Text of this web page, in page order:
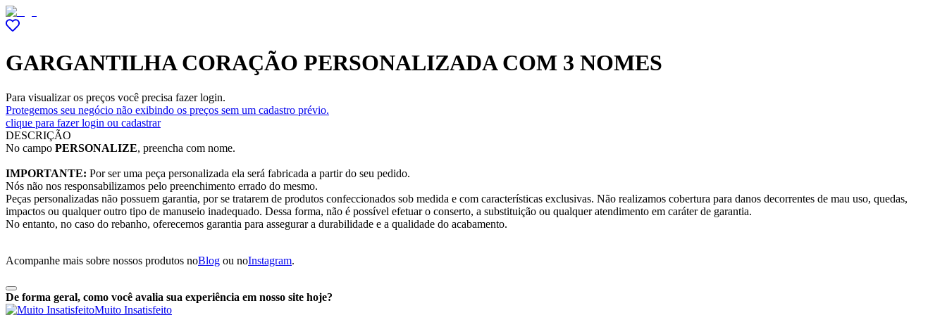
GARGANTILHA CORAÇÃO PERSONALIZADA COM 3 NOMES
Para visualizar os preços você precisa fazer login.
Protegemos seu negócio não exibindo os preços sem um cadastro prévio.
clique para fazer login ou cadastrar
DESCRIÇÃO
No campo PERSONALIZE, preencha com nome.
IMPORTANTE: Por ser uma peça personalizada ela será fabricada a partir do seu pedido.
Nós não nos responsabilizamos pelo preenchimento errado do mesmo.
Peças personalizadas não possuem garantia, por se tratarem de produtos confeccionados sob medida e com características exclusivas. Não realizamos cobertura para danos decorrentes de mau uso, quedas,
impactos ou qualquer outro tipo de manuseio inadequado. Dessa forma, não é possível efetuar o conserto, a substituição ou qualquer atendimento em caráter de garantia.
No entanto, no caso do rebanho, oferecemos garantia para assegurar a durabilidade e a qualidade do acabamento.
Acompanhe mais sobre nossos produtos noBlog ou noInstagram.
De forma geral, como você avalia sua experiência em nosso site hoje?
Muito Insatisfeito